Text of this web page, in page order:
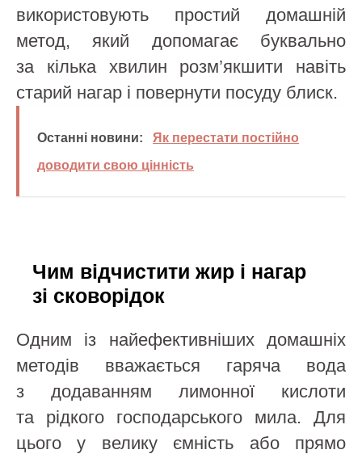
використовують простий домашній
метод, який допомагає буквально
за кілька хвилин розм’якшити навіть
старий нагар і повернути посуду блиск.
Останні новини:
Як перестати постійно
доводити свою цінність
Чим відчистити жир і нагар
зі сковорідок
Одним із найефективніших домашніх
методів вважається гаряча вода
з додаванням лимонної кислоти
та рідкого господарського мила. Для
цього у велику ємність або прямо